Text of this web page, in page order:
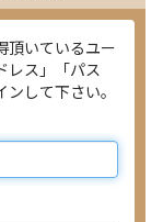
いているユー
レス」「パス
して下さい。